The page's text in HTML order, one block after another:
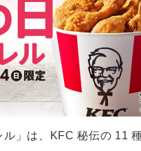
ル」は、KFC 秘伝の 11